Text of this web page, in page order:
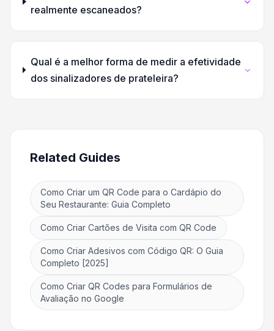
realmente escaneados?
Qual é a melhor forma de medir a efetividade
dos sinalizadores de prateleira?
Related Guides
Como Criar um QR Code para o Cardápio do
Seu Restaurante: Guia Completo
Como Criar Cartões de Visita com QR Code
Como Criar Adesivos com Código QR: O Guia
Completo [2025]
Como Criar QR Codes para Formulários de
Avaliação no Google